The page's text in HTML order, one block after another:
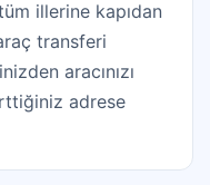
illerine kapıdan
transferi
aracınızı
adrese